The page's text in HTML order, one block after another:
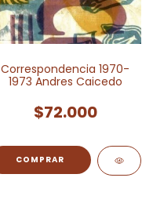
Correspondencia 1970-
1973 Andres Caicedo
$72.000